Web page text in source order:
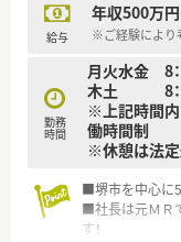
ますので、お休
■40時間の固定
■県外から就職
います。
＜こんな方にオ
■在宅業務に注
給与
年収500万
※ご経験により
勤務
時間
月火水金 8
木土 8：
※上記時間
働時間制
※休憩は法
■堺市を中心に
■社長は元ＭＲ
す！